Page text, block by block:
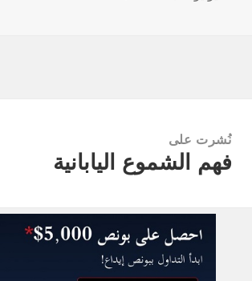
نُشرت على
فهم الشموع اليابانية